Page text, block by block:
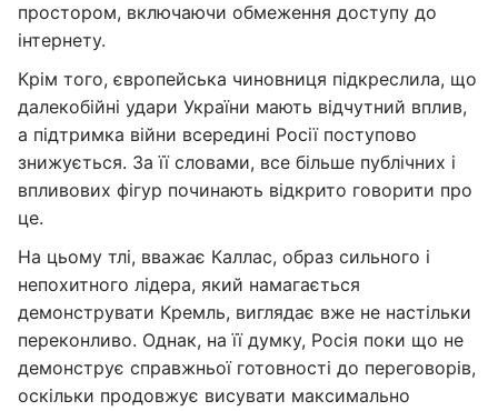
простором, включаючи обмеження доступу до
інтернету.
Крім того, європейська чиновниця підкреслила, що
далекобійні удари України мають відчутний вплив,
а підтримка війни всередині Росії поступово
знижується. За її словами, все більше публічних і
впливових фігур починають відкрито говорити про
це.
На цьому тлі, вважає Каллас, образ сильного і
непохитного лідера, який намагається
демонструвати Кремль, виглядає вже не настільки
переконливо. Однак, на її думку, Росія поки що не
демонструє справжньої готовності до переговорів,
оскільки продовжує висувати максимально